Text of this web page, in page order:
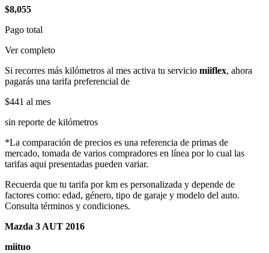
$8,055
Pago total
Ver completo
Si recorres más kilómetros al mes activa tu servicio miiflex, ahora
pagarás una tarifa preferencial de
$441 al mes
sin reporte de kilómetros
*La comparación de precios es una referencia de primas de
mercado, tomada de varios compradores en línea por lo cual las
tarifas aqui presentadas pueden variar.
Recuerda que tu tarifa por km es personalizada y depende de
factores como: edad, género, tipo de garaje y modelo del auto.
Consulta términos y condiciones.
Mazda 3 AUT 2016
miituo